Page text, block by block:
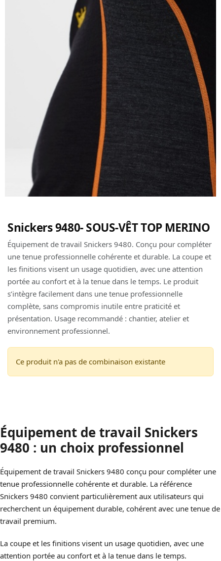
Snickers 9480- SOUS-VÊT TOP MERINO
Équipement de travail Snickers 9480. Conçu pour compléter
une tenue professionnelle cohérente et durable. La coupe et
les finitions visent un usage quotidien, avec une attention
portée au confort et à la tenue dans le temps. Le produit
s’intègre facilement dans une tenue professionnelle
complète, sans compromis inutile entre praticité et
présentation. Usage recommandé : chantier, atelier et
environnement professionnel.
Ce produit n'a pas de combinaison existante
Équipement de travail Snickers
9480 : un choix professionnel
Équipement de travail Snickers 9480 conçu pour compléter une
tenue professionnelle cohérente et durable. La référence
Snickers 9480 convient particulièrement aux utilisateurs qui
recherchent un équipement durable, cohérent avec une tenue de
travail premium.
La coupe et les finitions visent un usage quotidien, avec une
attention portée au confort et à la tenue dans le temps.